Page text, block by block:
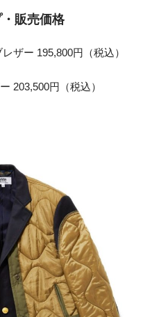
販売価格
ザー 195,800円（税込）
203,500円（税込）